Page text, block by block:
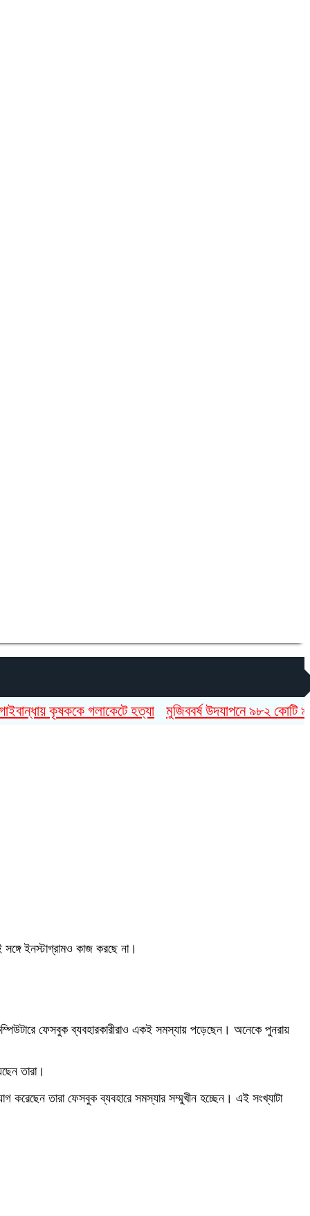
কৃষককে গলাকেটে হত্যা মুজিববর্ষ উদযাপনে ৯৮২ কোটি ৯১ লাখ
ইনস্টাগ্রামও কাজ করছে না।
ফেসবুক ব্যবহারকারীরাও একই সমস্যায় পড়েছেন। অনেকে পুনরায়
তারা।
করেছেন তারা ফেসবুক ব্যবহারে সমস্যার সম্মুখীন হচ্ছেন। এই সংখ্যাটা